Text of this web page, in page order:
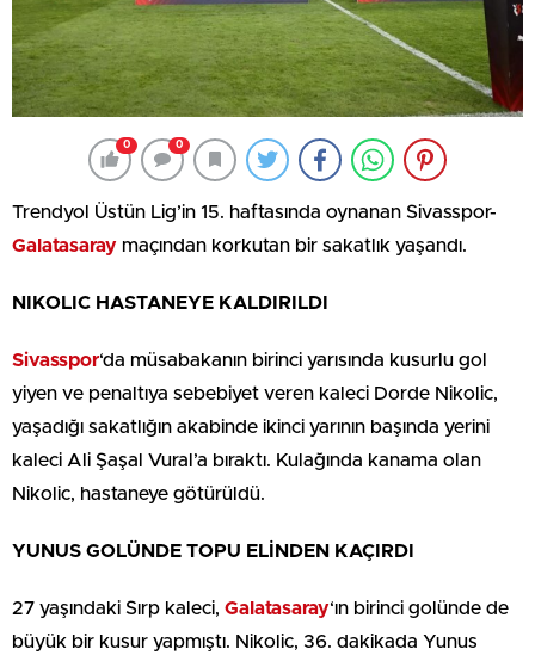
0 0
Trendyol Üstün Lig’in 15. haftasında oynanan Sivasspor-
Galatasaray maçından korkutan bir sakatlık yaşandı.
NIKOLIC HASTANEYE KALDIRILDI
Sivasspor‘da müsabakanın birinci yarısında kusurlu gol
yiyen ve penaltıya sebebiyet veren kaleci Dorde Nikolic,
yaşadığı sakatlığın akabinde ikinci yarının başında yerini
kaleci Ali Şaşal Vural’a bıraktı. Kulağında kanama olan
Nikolic, hastaneye götürüldü.
YUNUS GOLÜNDE TOPU ELİNDEN KAÇIRDI
27 yaşındaki Sırp kaleci, Galatasaray‘ın birinci golünde de
büyük bir kusur yapmıştı. Nikolic, 36. dakikada Yunus